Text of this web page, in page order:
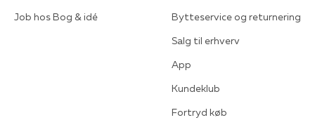
Job hos Bog & idé
Bytteservice og returnering
Salg til erhverv
App
Kundeklub
Fortryd køb